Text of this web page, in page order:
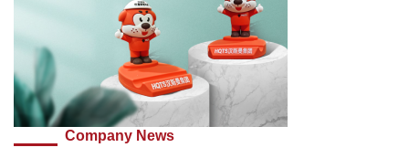
Company News